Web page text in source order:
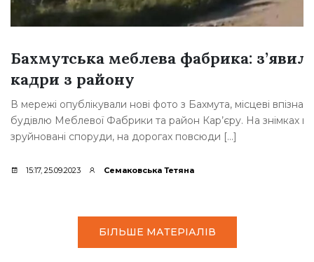
Бахмутська меблева фабрика:
кадри з району
В мережі опублікували нові фото з Бахмута, місцеві
будівлю Меблевої Фабрики та район Кар’єру. На знімках
зруйновані споруди, на дорогах повсюди […]
15:17, 25.09.2023 Семаковська Тетяна
БІЛЬШЕ МАТЕРІАЛІВ